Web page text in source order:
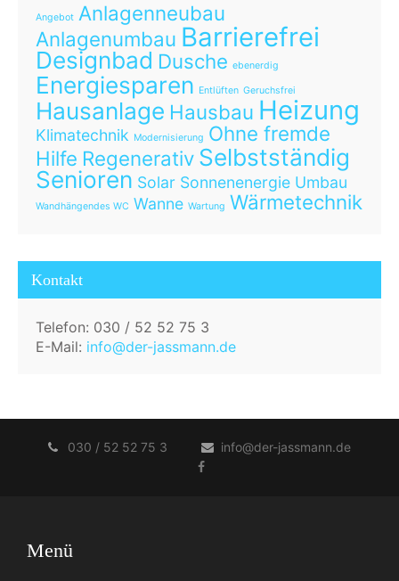
Angebot Anlagenneubau
Anlagenumbau Barrierefrei
Designbad Dusche ebenerdig
Energiesparen Entlüften Geruchsfrei
Hausanlage Hausbau Heizung
Klimatechnik Modernisierung Ohne fremde
Hilfe Regenerativ Selbstständig
Senioren Solar Sonnenenergie Umbau
Wandhängendes WC Wanne Wartung Wärmetechnik
Kontakt
Telefon: 030 / 52 52 75 3
E-Mail: info@der-jassmann.de
030 / 52 52 75 3 info@der-jassmann.de
Menü